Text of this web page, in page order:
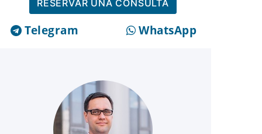
RESERVAR UNA CONSULTA
Telegram WhatsApp